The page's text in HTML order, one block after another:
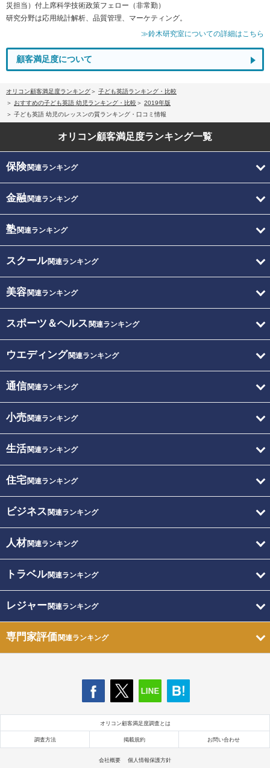
災担当）付上席科学技術政策フェロー（非常勤）
研究分野は応用統計解析、品質管理、マーケティング。
≫鈴木研究室についての詳細はこちら
顧客満足度について
オリコン顧客満足度ランキング
子ども英語ランキング・比較
おすすめの子ども英語 幼児ランキング・比較
2019年版
子ども英語 幼児のレッスンの質ランキング・口コミ情報
オリコン顧客満足度ランキング一覧
保険関連ランキング
金融関連ランキング
塾関連ランキング
スクール関連ランキング
美容関連ランキング
スポーツ＆ヘルス 関連ランキング
ウエディング関連ランキング
通信関連ランキング
小売関連ランキング
生活関連ランキング
住宅関連ランキング
ビジネス 関連ランキング
人材関連ランキング
トラベル関連ランキング
レジャー関連ランキング
専門家評価関連ランキング
オリコン顧客満足度調査とは
調査方法 掲載規約 お問い合わせ
会社概要 個人情報保護方針